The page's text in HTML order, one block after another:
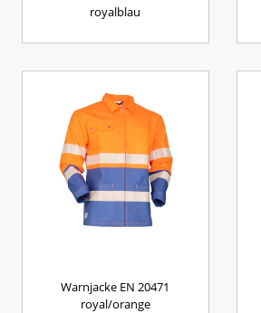
royalblau
Warnjacke EN 20471
royal/orange